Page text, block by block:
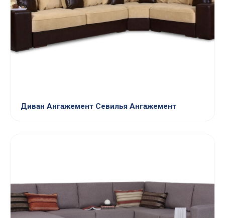
Диван Ангажемент Севилья Ангажемент